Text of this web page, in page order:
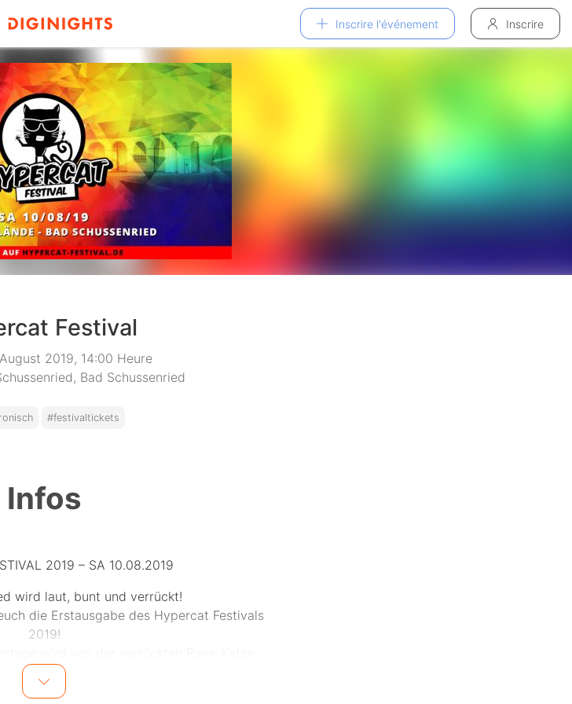
Inscrire l'événement Inscrire
Festival
2019, 14:00 Heure
Bad Schussenried
#festivaltickets
Infos
2019 – SA 10.08.2019
wird laut, bunt und verrückt!
die Erstausgabe des Hypercat Festivals
2019!
gehostet.
Stage mit treibenden Bässen geben!